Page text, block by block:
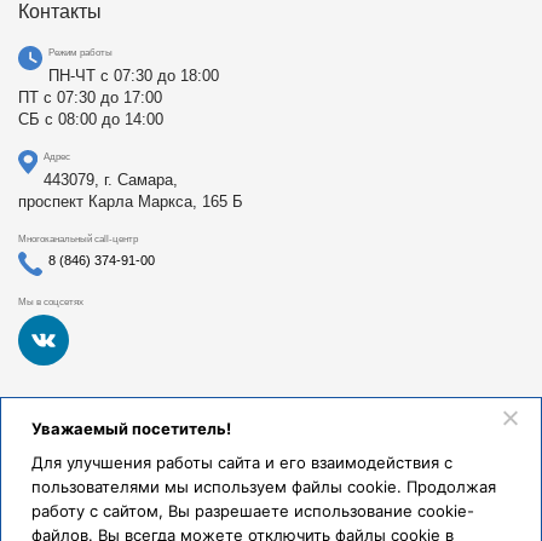
Контакты
Режим работы
ПН-ЧТ с 07:30 до 18:00
ПТ с 07:30 до 17:00
СБ с 08:00 до 14:00
Адрес
443079, г. Самара,
проспект Карла Маркса, 165 Б
Многоканальный call-центр
8 (846) 374-91-00
Мы в соцсетях
Федеральное государственное бюджетное образовательное
учреждение высшего образования «Самарский
здравоохранения Российской Федерации». Клиники СамГМУ
были основаны в 1930 году.
Реквизиты и правовая информация
Уважаемый посетитель!
Для улучшения работы сайта и его взаимодействия с
пользователями мы используем файлы cookie. Продолжая
работу с сайтом, Вы разрешаете использование cookie-
файлов. Вы всегда можете отключить файлы cookie в